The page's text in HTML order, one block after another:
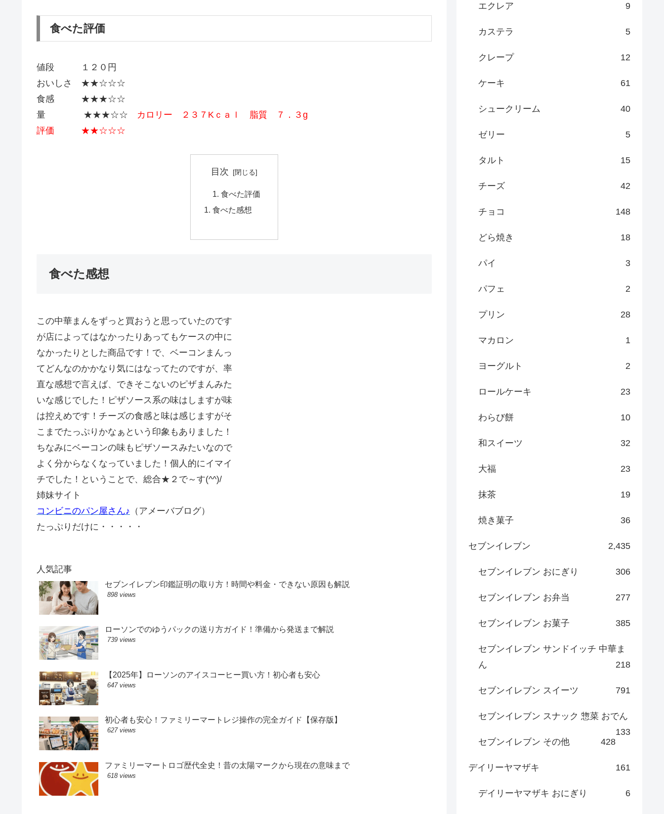
食べた評価
値段 １２０円
おいしさ ★★☆☆☆
食感 ★★★☆☆
量 ★★★☆☆ カロリー ２３７Kｃａｌ 脂質 ７．３g
評価 ★★☆☆☆
目次
食べた評価
食べた感想
食べた感想
この中華まんをずっと買おうと思っていたのです
が店によってはなかったりあってもケースの中に
なかったりとした商品です！で、ベーコンまんっ
てどんなのかかなり気にはなってたのですが、率
直な感想で言えば、できそこないのピザまんみた
いな感じでした！ピザソース系の味はしますが味
は控えめです！チーズの食感と味は感じますがそ
こまでたっぷりかなぁという印象もありました！
ちなみにベーコンの味もピザソースみたいなので
よく分からなくなっていました！個人的にイマイ
チでした！ということで、総合★２で～す(^^)/
姉妹サイト
コンビニのパン屋さん♪ （アメーバブログ）
たっぷりだけに・・・・・
人気記事
セブンイレブン印鑑証明の取り方！時間や料金・できない原因も解説
898 views
ローソンでのゆうパックの送り方ガイド！準備から発送まで解説
739 views
【2025年】ローソンのアイスコーヒー買い方！初心者も安心
647 views
初心者も安心！ファミリーマートレジ操作の完全ガイド【保存版】
627 views
ファミリーマートロゴ歴代全史！昔の太陽マークから現在の意味まで
618 views
エクレア 9
カステラ 5
クレープ 12
ケーキ 61
シュークリーム 40
ゼリー 5
タルト 15
チーズ 42
チョコ 148
どら焼き 18
パイ 3
パフェ 2
プリン 28
マカロン 1
ヨーグルト 2
ロールケーキ 23
わらび餅 10
和スイーツ 32
大福 23
抹茶 19
焼き菓子 36
セブンイレブン 2,435
セブンイレブン おにぎり 306
セブンイレブン お弁当 277
セブンイレブン お菓子 385
セブンイレブン サンドイッチ 中華ま
ん
218
セブンイレブン スイーツ 791
セブンイレブン スナック 惣菜 おでん
133
セブンイレブン その他
428
デイリーヤマザキ 161
デイリーヤマザキ おにぎり 6